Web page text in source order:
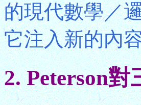
的現代數學／
它注入新的內
2. Peterson